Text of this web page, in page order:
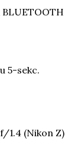
5-sekc.
1.4 (Nikon Z)